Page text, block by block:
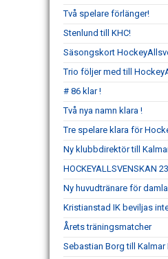
Två spelare förlänger!
Stenlund till KHC!
Säsongskort
Trio följer med till
# 86 klar !
Två nya namn klara !
Tre spelare klara för
Ny klubbdirektör till
HOCKEYALLSVENSKAN
Ny huvudtränare för
Kristianstad IK beviljas
Årets träningsmatcher
Sebastian Borg till Kalmar